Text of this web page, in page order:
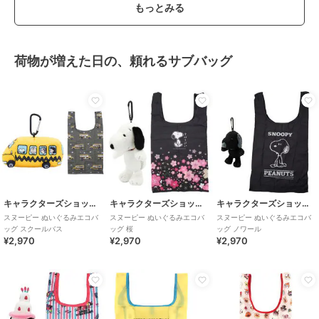
もっとみる
荷物が増えた日の、頼れるサブバッグ
キャラクターズショップ ラフラフ
スヌーピー ぬいぐるみエコバ
ッグ スクールバス
¥2,970
キャラクターズショップ ラフラフ
スヌーピー ぬいぐるみエコバ
ッグ 桜
¥2,970
キャラクターズショップ ラフラフ
スヌーピー ぬいぐるみエコバ
ッグ ノワール
¥2,970